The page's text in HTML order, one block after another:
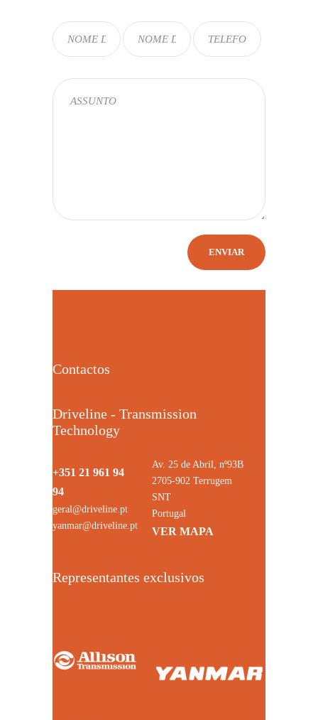
Contactos
Driveline - Transmission
Technology
+351 21 961 94
94
geral@driveline.pt
yanmar@driveline.pt
Av. 25 de Abril, nº93B
2705-902 Terrugem
SNT
Portugal
VER MAPA
Representantes exclusivos